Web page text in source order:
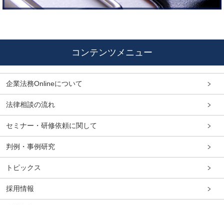
コンテンツメニュー
企業法務Onlineについて
法律相談の流れ
セミナー・研修依頼に関して
判例・事例研究
トピックス
採用情報